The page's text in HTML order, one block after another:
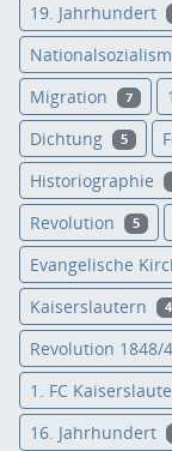
19. Jahrhundert
Migration 7
Dichtung 5
Historiographie
Revolution 5
Evangelische
Kaiserslautern 4
Revolution 1848/
1. FC
16. Jahrhundert